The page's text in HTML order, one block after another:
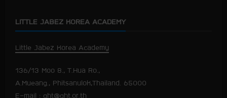
LITTLE JABEZ KOREA ACADEMY
Little Jabez Korea Academy
136/13 Moo 8., T.Hua Ro.,
A.Mueang., Phitsanulok,Thailand. 65000
E-mail : ght@ght.or.th